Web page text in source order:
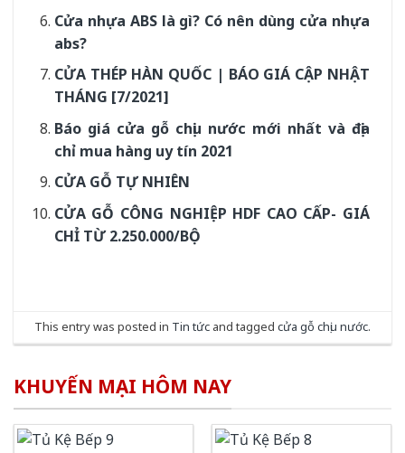
Cửa nhựa ABS là gì? Có nên dùng cửa nhựa
abs?
CỬA THÉP HÀN QUỐC | BÁO GIÁ CẬP NHẬT
THÁNG [7/2021]
Báo giá cửa gỗ chịu nước mới nhất và địa
chỉ mua hàng uy tín 2021
CỬA GỖ TỰ NHIÊN
CỬA GỖ CÔNG NGHIỆP HDF CAO CẤP- GIÁ
CHỈ TỪ 2.250.000/BỘ
This entry was posted in Tin tức and tagged cửa gỗ chịu nước.
KHUYẾN MẠI HÔM NAY